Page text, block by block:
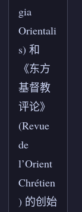
gia
Orientali
s) 和
《东方
基督教
评论》
(Revue
de
l’Orient
Chrétien
) 的创始